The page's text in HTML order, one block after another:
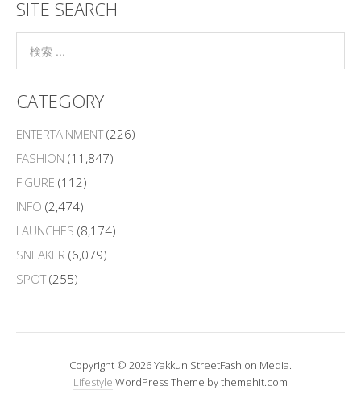
SITE SEARCH
CATEGORY
ENTERTAINMENT(226)
FASHION (11,847)
FIGURE (112)
INFO (2,474)
LAUNCHES (8,174)
SNEAKER (6,079)
SPOT(255)
Copyright © 2026 Yakkun StreetFashion Media.
Lifestyle WordPress Theme by themehit.com